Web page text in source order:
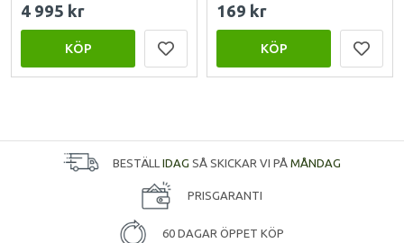
4 995 kr
KÖP
169 kr
KÖP
BESTÄLL IDAG SÅ SKICKAR VI PÅ MÅNDAG
PRISGARANTI
60 DAGAR ÖPPET KÖP